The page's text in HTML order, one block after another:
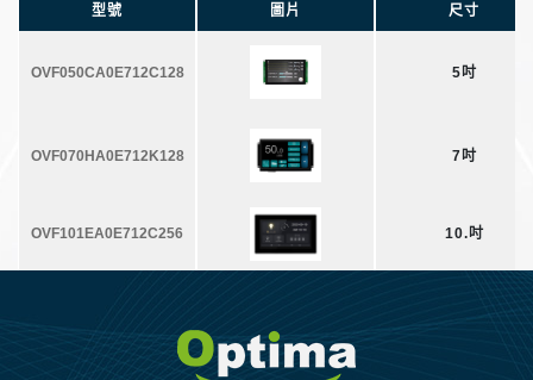
型號 圖片 尺寸
OVF050CA0E712C128 5吋
OVF070HA0E712K128 7吋
OVF101EA0E712C256 10.吋